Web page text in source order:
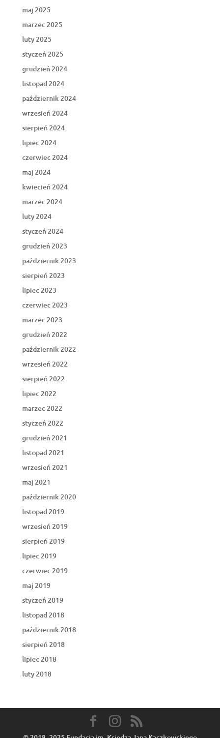
maj 2025
marzec 2025
luty 2025
styczeń 2025
grudzień 2024
listopad 2024
październik 2024
wrzesień 2024
sierpień 2024
lipiec 2024
czerwiec 2024
maj 2024
kwiecień 2024
marzec 2024
luty 2024
styczeń 2024
grudzień 2023
październik 2023
sierpień 2023
lipiec 2023
czerwiec 2023
marzec 2023
grudzień 2022
październik 2022
wrzesień 2022
sierpień 2022
lipiec 2022
marzec 2022
styczeń 2022
grudzień 2021
listopad 2021
wrzesień 2021
maj 2021
październik 2020
listopad 2019
wrzesień 2019
sierpień 2019
lipiec 2019
czerwiec 2019
maj 2019
styczeń 2019
listopad 2018
październik 2018
sierpień 2018
lipiec 2018
luty 2018